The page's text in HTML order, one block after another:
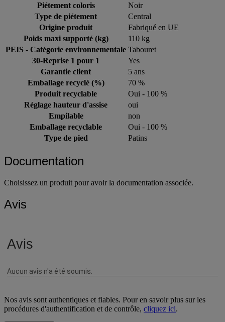
Piétement coloris
Noir
Type de piétement
Central
Origine produit
Fabriqué en UE
Poids maxi supporté (kg)
110 kg
PEIS - Catégorie environnementale Tabouret
30-Reprise 1 pour 1
Yes
Garantie client
5 ans
Emballage recyclé (%)
70 %
Produit recyclable
Oui - 100 %
Réglage hauteur d'assise
oui
Empilable
non
Emballage recyclable
Oui - 100 %
Type de pied
Patins
Documentation
Choisissez un produit pour avoir la documentation associée.
Avis
Nos avis sont authentiques et fiables. Pour en savoir plus sur les
procédures d'authentification et de contrôle, cliquez ici.